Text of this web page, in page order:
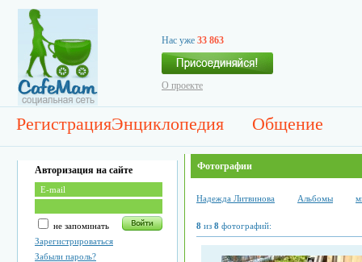
Нас уже 33 863
О проекте
РегистрацияЭнциклопедия Общение
Авторизация на сайте
не запоминать
Зарегистрироваться
Забыли пароль?
Фотографии
Надежда Литвинова Альбомы
8 из 8 фотографий: